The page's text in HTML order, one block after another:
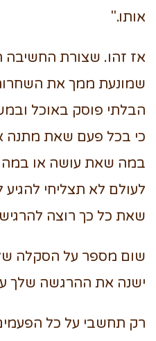
אותו."
אז זהו. שצורת החשיבה
שמונעת ממך את
הבלתי פוסק באוכל
כי בכל פעם שאת
במה שאת עושה או במה
לעולם לא תצליחי
שאת כל כך רוצה
שום מספר על הסקלה
ישנה את ההרגשה שלך
רק תחשבי על כל